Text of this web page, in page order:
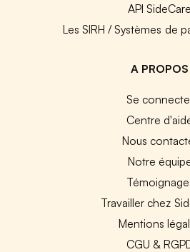
API SideCare
Les SIRH / Systèmes de
A PROPOS
Se
Centre
Nous
Notre
Travailler chez
Mentions
CGU &